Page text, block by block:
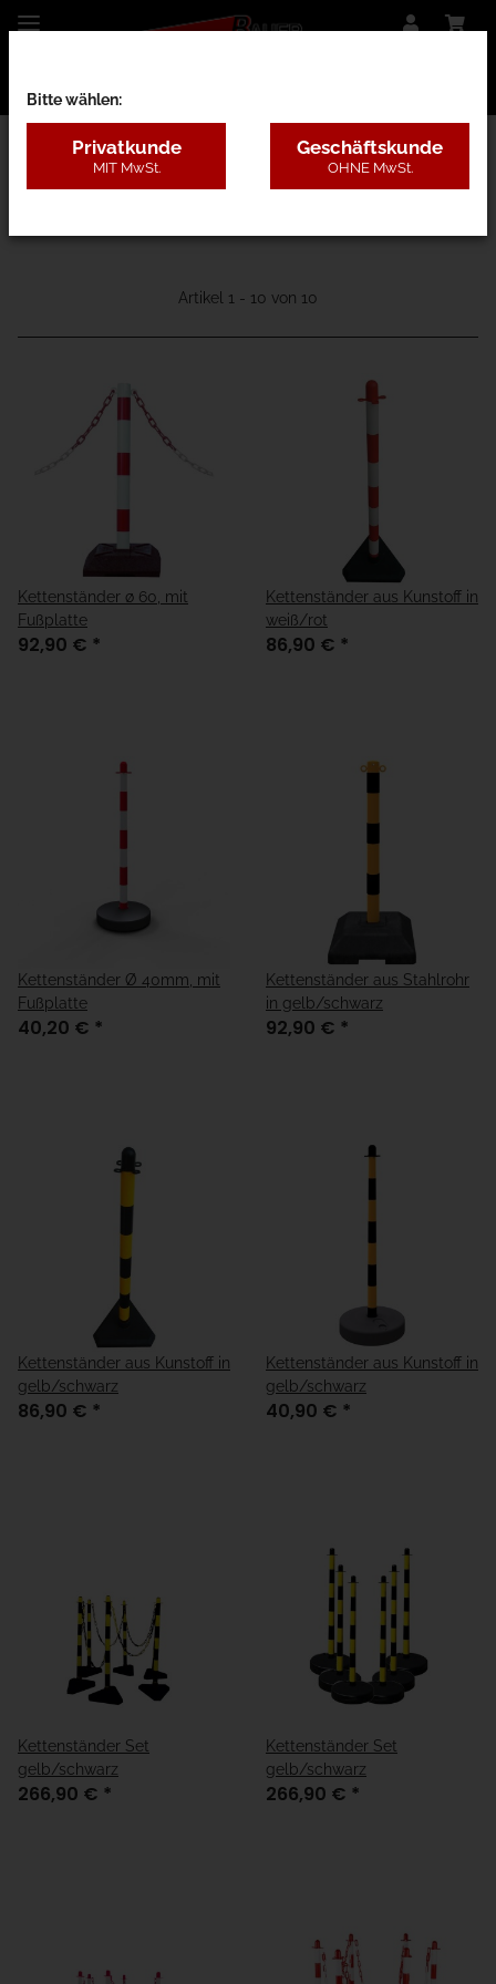
11 - Absperrpfosten
Artikel 1 - 10 von 10
Kettenständer ø 60, mit
Fußplatte
92,90 € *
Kettenständer aus Kunstoff in
weiß/rot
86,90 € *
Kettenständer Ø 40mm, mit
Fußplatte
40,20 € *
Kettenständer aus Stahlrohr
in gelb/schwarz
92,90 € *
Kettenständer aus Kunstoff in
gelb/schwarz
86,90 € *
Kettenständer aus Kunstoff in
gelb/schwarz
40,90 € *
Kettenständer Set
gelb/schwarz
266,90 € *
Kettenständer Set
gelb/schwarz
266,90 € *
Bitte wählen:
Privatkunde
MIT MwSt.
Geschäftskunde
OHNE MwSt.